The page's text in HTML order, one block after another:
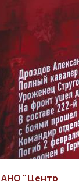
АНО "Центр